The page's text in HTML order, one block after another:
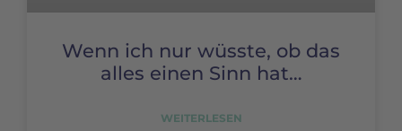
Wenn ich nur wüsste, ob das
alles einen Sinn hat…
WEITERLESEN